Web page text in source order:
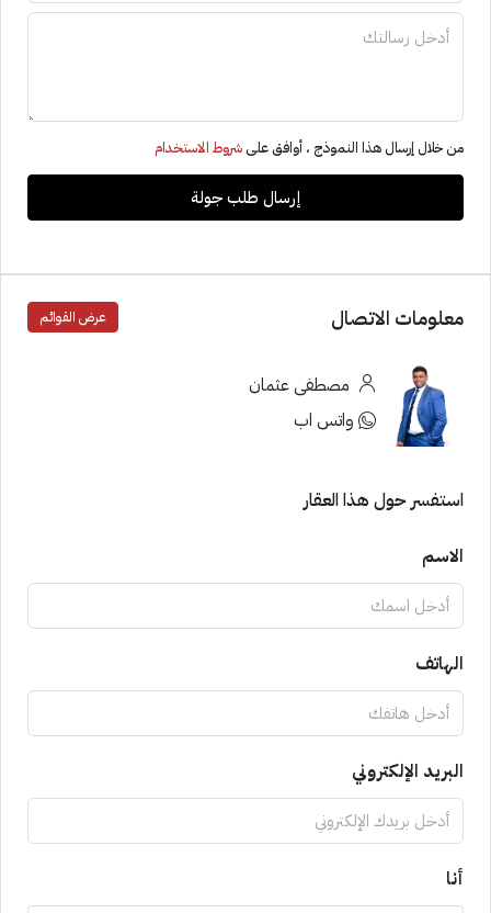
من خلال إرسال هذا النموذج ، أوافق على شروط الاستخدام
إرسال طلب جولة
معلومات الاتصال عرض القوائم
مصطفى عثمان
واتس اب
استفسر حول هذا العقار
الاسم
الهاتف
البريد الإلكتروني
أنا